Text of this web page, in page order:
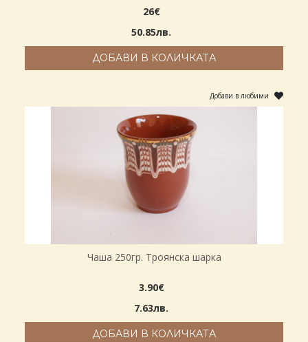
26€
50.85лв.
ДОБАВИ В КОЛИЧКАТА
Добави в любими
Чаша 250гр. Троянска шарка
3.90€
7.63лв.
ДОБАВИ В КОЛИЧКАТА